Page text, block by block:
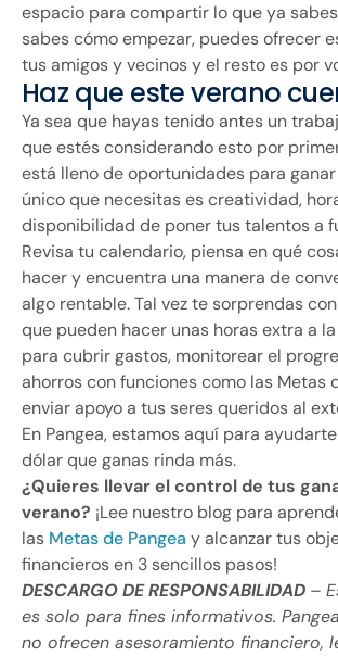
espacio para compartir lo que ya
sabes cómo empezar, puedes ofrecer
tus amigos y vecinos y el resto es por
Haz que este verano
Ya sea que hayas tenido antes un
que estés considerando esto por
está lleno de oportunidades para
único que necesitas es creatividad,
disponibilidad de poner tus talentos a
Revisa tu calendario, piensa en qué
hacer y encuentra una manera de
algo rentable. Tal vez te sorprendas
que pueden hacer unas horas extra a
para cubrir gastos, monitorear el
ahorros con funciones como las Metas
enviar apoyo a tus seres queridos al
En Pangea, estamos aquí para
dólar que ganas rinda más.
¿Quieres llevar el control de tus
verano? ¡Lee nuestro blog para
las Metas de Pangea y alcanzar tus
financieros en 3 sencillos pasos!
DESCARGO DE RESPONSABILIDAD –
es solo para fines informativos.
no ofrecen asesoramiento financiero,